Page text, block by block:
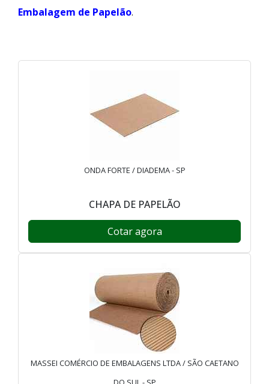
Embalagem de Papelão.
ONDA FORTE / DIADEMA - SP
CHAPA DE PAPELÃO
Cotar agora
MASSEI COMÉRCIO DE EMBALAGENS LTDA / SÃO CAETANO